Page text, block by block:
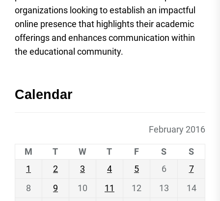
organizations looking to establish an impactful
online presence that highlights their academic
offerings and enhances communication within
the educational community.
Calendar
February 2016
M T W T F S
S
1
2 3 4 5 6
7
8
9 10 11 12 13
14